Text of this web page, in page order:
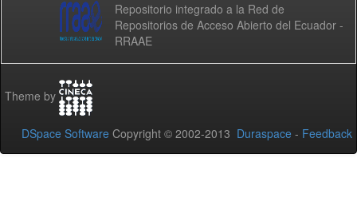
Repositorio integrado a la Red de
Repositorios de Acceso Abierto del Ecuador -
RRAAE
Theme by
DSpace Software Copyright © 2002-2013 Duraspace - Feedback